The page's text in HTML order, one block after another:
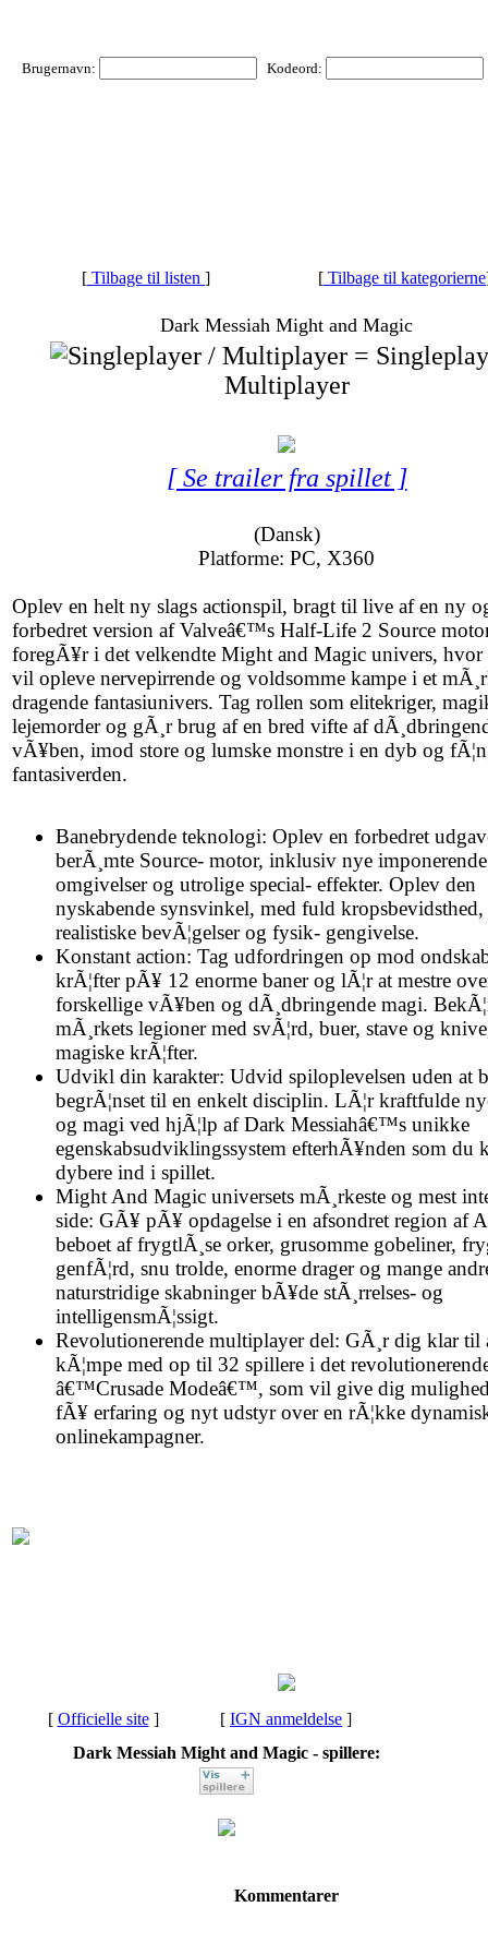
Brugernavn: Kodeord:
[ Tilbage til listen ] [ Tilbage til kategorierne
Dark Messiah Might and Magic
=
Multiplayer
[ Se trailer fra spillet ]
(Dansk)
Platforme: PC, X360
Oplev en helt ny slags actionspil, bragt til live af en ny
forbedret version af Valveâ€™s Half-Life 2 Source
foregÃ¥r i det velkendte Might and Magic univers, hvor
vil opleve nervepirrende og voldsomme kampe i et
dragende fantasiunivers. Tag rollen som elitekriger,
lejemorder og gÃ¸r brug af en bred vifte af
vÃ¥ben, imod store og lumske monstre i en dyb og
fantasiverden.
Banebrydende teknologi: Oplev en forbedret
berÃ¸mte Source- motor, inklusiv nye imponerende
omgivelser og utrolige special- effekter. Oplev den
nyskabende synsvinkel, med fuld kropsbevidsthed,
realistiske bevÃ¦gelser og fysik- gengivelse.
Konstant action: Tag udfordringen op mod
krÃ¦fter pÃ¥ 12 enorme baner og lÃ¦r at mestre
forskellige vÃ¥ben og dÃ¸dbringende magi.
mÃ¸rkets legioner med svÃ¦rd, buer, stave og
magiske krÃ¦fter.
Udvikl din karakter: Udvid spiloplevelsen uden at
begrÃ¦nset til en enkelt disciplin. LÃ¦r kraftfulde
og magi ved hjÃ¦lp af Dark Messiahâ€™s unikke
egenskabsudviklingssystem efterhÃ¥nden som du
dybere ind i spillet.
Might And Magic universets mÃ¸rkeste og mest
side: GÃ¥ pÃ¥ opdagelse i en afsondret region af
beboet af frygtlÃ¸se orker, grusomme gobeliner,
genfÃ¦rd, snu trolde, enorme drager og mange
naturstridige skabninger bÃ¥de stÃ¸rrelses- og
intelligensmÃ¦ssigt.
Revolutionerende multiplayer del: GÃ¸r dig klar til
kÃ¦mpe med op til 32 spillere i det
â€™Crusade Modeâ€™, som vil give dig
fÃ¥ erfaring og nyt udstyr over en rÃ¦kke
onlinekampagner.
[ Officielle site] [ IGN anmeldelse ]
Dark Messiah Might and Magic - spillere:
Kommentarer